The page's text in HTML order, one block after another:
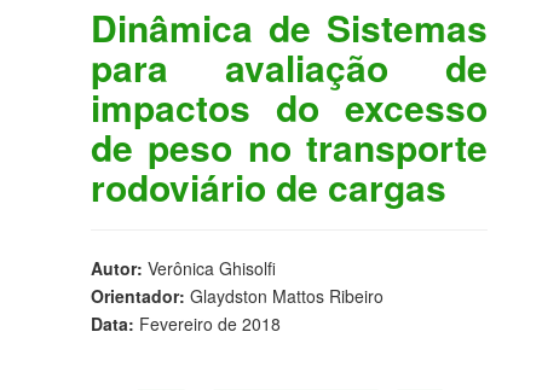
Dinâmica de Sistemas
para avaliação de
impactos do excesso
de peso no transporte
rodoviário de cargas
Autor: Verônica Ghisolfi
Orientador: Glaydston Mattos Ribeiro
Data: Fevereiro de 2018